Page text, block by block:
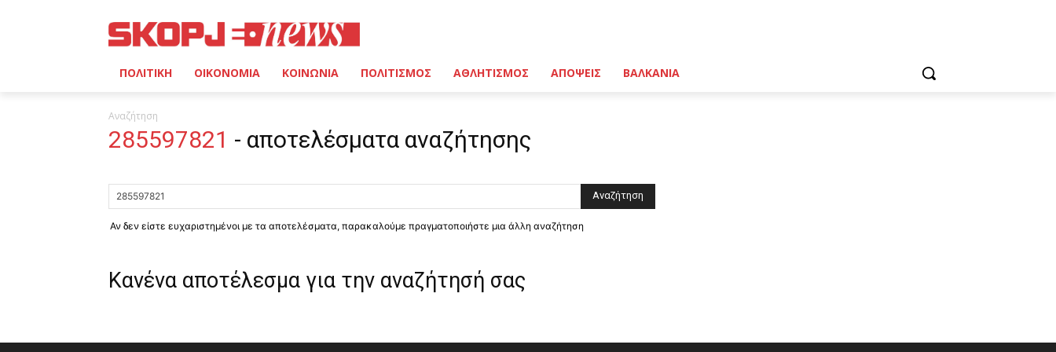
ΠΟΛΙΤΙΚΗ ΟΙΚΟΝΟΜΙΑ ΚΟΙΝΩΝΙΑ ΠΟΛΙΤΙΣΜΟΣ ΑΘΛΗΤΙΣΜΟΣ ΑΠΟΨΕΙΣ ΒΑΛΚΑΝΙΑ
Αναζήτηση
285597821 - αποτελέσματα αναζήτησης
Αν δεν είστε ευχαριστημένοι με τα αποτελέσματα, παρακαλούμε πραγματοποιήστε μια άλλη αναζήτηση
Κανένα αποτέλεσμα για την αναζήτησή σας